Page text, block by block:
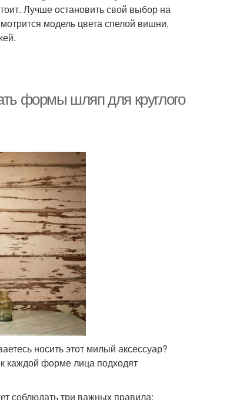
Лучше остановить свой выбор на
модель цвета спелой вишни,
формы шляп для круглого
носить этот милый аксессуар?
каждой форме лица подходят
соблюдать три важных правила: